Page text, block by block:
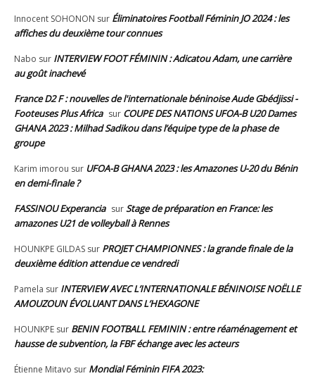
Innocent SOHONON sur Éliminatoires Football Féminin JO 2024 : les
affiches du deuxième tour connues
Nabo sur INTERVIEW FOOT FÉMININ : Adicatou Adam, une carrière
au goût inachevé
France D2 F : nouvelles de l'internationale béninoise Aude Gbédjissi -
Footeuses Plus Africa sur COUPE DES NATIONS UFOA-B U20 Dames
GHANA 2023 : Milhad Sadikou dans l’équipe type de la phase de
groupe
Karim imorou sur UFOA-B GHANA 2023 : les Amazones U-20 du Bénin
en demi-finale ?
FASSINOU Experancia sur Stage de préparation en France: les
amazones U21 de volleyball à Rennes
HOUNKPE GILDAS sur PROJET CHAMPIONNES : la grande finale de la
deuxième édition attendue ce vendredi
Pamela sur INTERVIEW AVEC L’INTERNATIONALE BÉNINOISE NOËLLE
AMOUZOUN ÉVOLUANT DANS L’HEXAGONE
HOUNKPE sur BENIN FOOTBALL FEMININ : entre réaménagement et
hausse de subvention, la FBF échange avec les acteurs
Étienne Mitavo sur Mondial Féminin FIFA 2023: